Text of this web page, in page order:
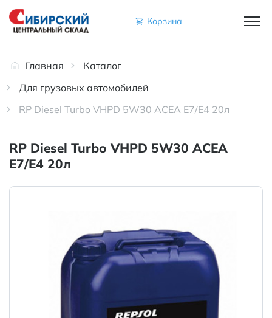
Корзина
Главная
Каталог
Для грузовых автомобилей
RP Diesel Turbo VHPD 5W30 ACEA E7/E4 20л
RP Diesel Turbo VHPD 5W30 ACEA
E7/E4 20л